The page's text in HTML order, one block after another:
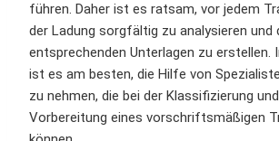
führen. Daher ist es ratsam, vor jedem
der Ladung sorgfältig zu analysieren und
entsprechenden Unterlagen zu erstellen.
ist es am besten, die Hilfe von
zu nehmen, die bei der Klassifizierung
Vorbereitung eines vorschriftsmäßigen